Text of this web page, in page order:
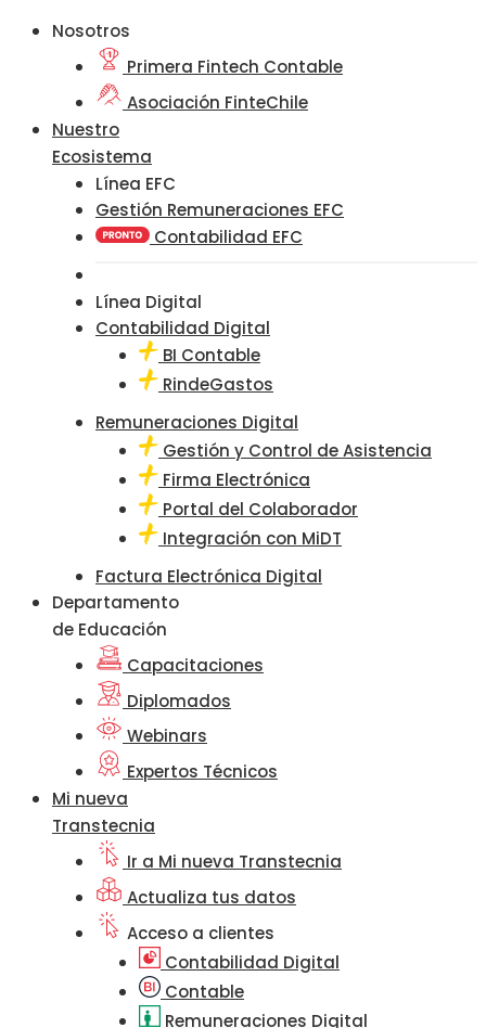
Nosotros
Primera Fintech Contable
Asociación FinteChile
Nuestro
Ecosistema
Línea EFC
Gestión Remuneraciones EFC
Contabilidad EFC
Línea Digital
Contabilidad Digital
BI Contable
RindeGastos
Remuneraciones Digital
Gestión y Control de Asistencia
Firma Electrónica
Portal del Colaborador
Integración con MiDT
Factura Electrónica Digital
Departamento
de Educación
Capacitaciones
Diplomados
Webinars
Expertos Técnicos
Mi nueva
Transtecnia
Ir a Mi nueva Transtecnia
Actualiza tus datos
Acceso a clientes
Contabilidad Digital
Contable
Remuneraciones Digital